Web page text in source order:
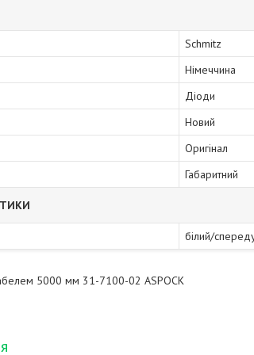
Schmitz
Німеччина
Діоди
Новий
Оригінал
Габаритний
білий/
5000 мм 31-7100-02 ASPОCK